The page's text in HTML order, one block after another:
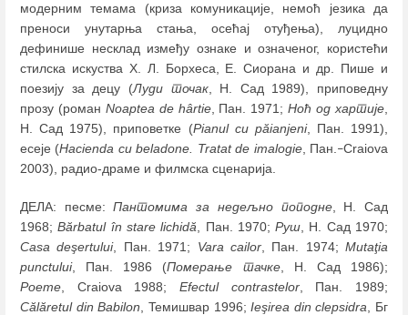
модерним темама (криза комуникације, немоћ језика да
преноси унутарња стања, осећај отуђења), луцидно
дефинише несклад између ознаке и означеног, користећи
стилска искуства Х. Л. Борхеса, Е. Сиорана и др. Пише и
поезију за децу (Луди точак, Н. Сад 1989), приповедну
прозу (роман Noaptea de hârtie, Пан. 1971;Ноћ од хартије,
Н. Сад 1975), приповетке (Pianul cu păianjeni, Пан. 1991),
есеје (Hacienda cu beladone. Tratat de imalogie, Пан.–Craiova
2003), радио-драме и филмска сценарија.
ДЕЛА: песме:Пантомима за недељно поподне, Н. Сад
1968;Bărbatul în stare lichidă , Пан. 1970;Руш , Н. Сад 1970;
Casa deşertului, Пан. 1971; Vara cailor, Пан. 1974; Mutaţia
punctului, Пан. 1986 (Померање тачке, Н. Сад 1986);
Poeme , Craiova 1988; Efectul contrastelor, Пан. 1989;
Călăretul din Babilon , Teмишвар 1996;Ieşirea din clepsidra , Бг